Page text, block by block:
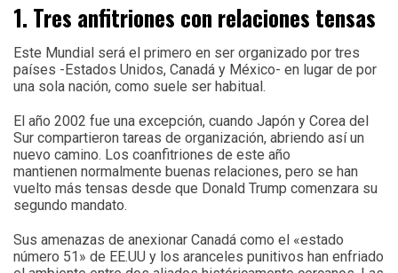
1. Tres anfitriones con relaciones tensas
Este Mundial será el primero en ser organizado por tres
países -Estados Unidos, Canadá y México- en lugar de por
una sola nación, como suele ser habitual.
El año 2002 fue una excepción, cuando Japón y Corea del
Sur compartieron tareas de organización, abriendo así un
nuevo camino. Los coanfitriones de este año
mantienen normalmente buenas relaciones, pero se han
vuelto más tensas desde que Donald Trump comenzara su
segundo mandato.
Sus amenazas de anexionar Canadá como el «estado
número 51» de EE.UU y los aranceles punitivos han enfriado